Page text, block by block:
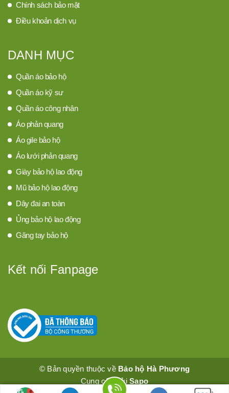
Chính sách bảo mật
Điều khoản dịch vụ
DANH MỤC
Quần áo bảo hộ
Quần áo kỹ sư
Quần áo công nhân
Áo phản quang
Áo gile bảo hộ
Áo lưới phản quang
Giày bảo hộ lao động
Mũ bảo hộ lao động
Dây đai an toàn
Ủng bảo hộ lao động
Găng tay bảo hộ
Kết nối Fanpage
© Bản quyền thuộc về Bảo hộ Hà Phương
Cung cấp bởiSapo